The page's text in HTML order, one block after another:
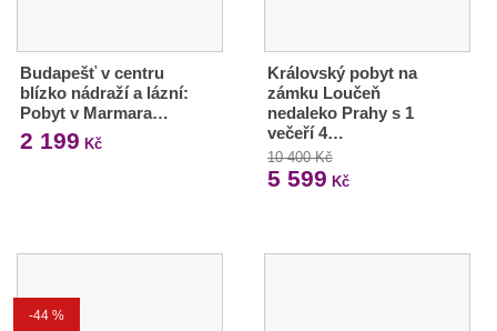
Budapešť v centru
blízko nádraží a lázní:
Pobyt v Marmara…
2 199 Kč
Královský pobyt na
zámku Loučeň
nedaleko Prahy s 1
večeří 4…
10 400 Kč
5 599 Kč
-44 %